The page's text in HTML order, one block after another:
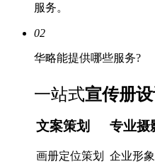
服务。
02
华略能提供哪些服务?
一站式宣传册
文案策划
画册定位策划
专业摄
企业形